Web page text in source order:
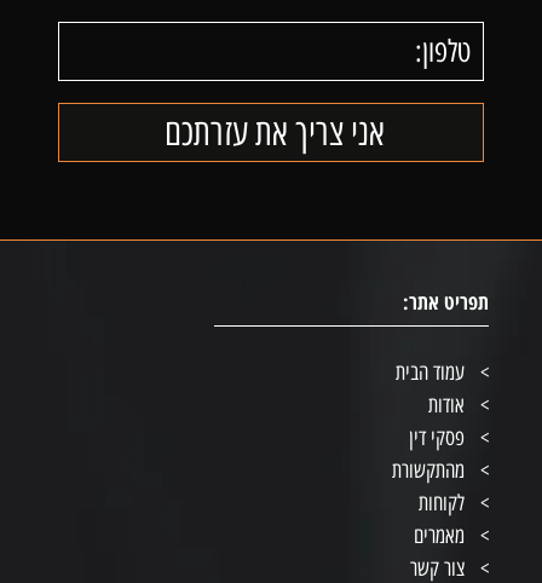
תפריט אתר:
עמוד הבית
אודות
פסקי דין
מהתקשורת
לקוחות
מאמרים
צור קשר